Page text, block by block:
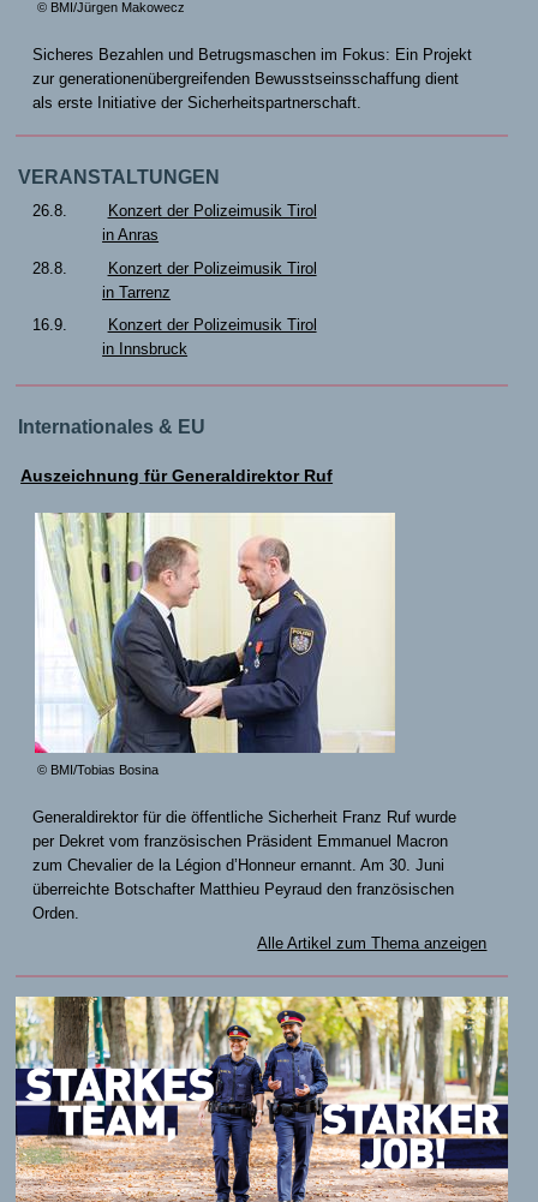
© BMI/Jürgen Makowecz
Sicheres Bezahlen und Betrugsmaschen im Fokus: Ein Projekt
zur generationenübergreifenden Bewusstseinsschaffung dient
als erste Initiative der Sicherheitspartnerschaft.
VERANSTALTUNGEN
26.8.
Konzert der Polizeimusik Tirol
in Anras
28.8.
Konzert der Polizeimusik Tirol
in Tarrenz
16.9.
Konzert der Polizeimusik Tirol
in Innsbruck
Internationales & EU
Auszeichnung für Generaldirektor Ruf
© BMI/Tobias Bosina
Generaldirektor für die öffentliche Sicherheit Franz Ruf wurde
per Dekret vom französischen Präsident Emmanuel Macron
zum Chevalier de la Légion d’Honneur ernannt. Am 30. Juni
überreichte Botschafter Matthieu Peyraud den französischen
Orden.
Alle Artikel zum Thema anzeigen